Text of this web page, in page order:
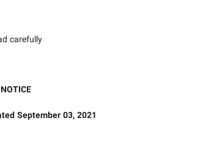
carefully
September 03, 2021